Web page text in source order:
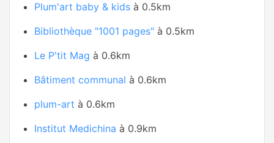
Plum'art baby & kids à 0.5km
Bibliothèque "1001 pages" à 0.5km
Le P'tit Mag à 0.6km
Bâtiment communal à 0.6km
plum-art à 0.6km
Institut Medichina à 0.9km